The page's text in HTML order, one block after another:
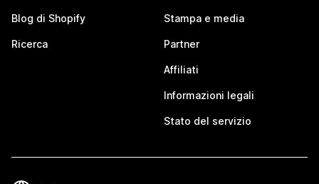
Blog di Shopify
Ricerca
Stampa e media
Partner
Affiliati
Informazioni legali
Stato del servizio